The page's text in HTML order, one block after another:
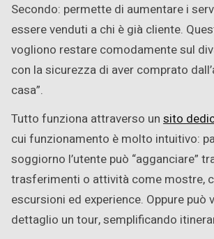
Secondo: permette di aumentare i
essere venduti a chi è già cliente.
vogliono restare comodamente sul
con la sicurezza di aver comprato
casa”.
Tutto funziona attraverso un sito
cui funzionamento è molto intuitivo:
soggiorno l’utente può “agganciare”
trasferimenti o attività come mostre,
escursioni ed experience. Oppure può
dettaglio un tour, semplificando